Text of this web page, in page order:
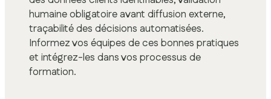
humaine obligatoire avant diffusion externe,
traçabilité des décisions automatisées.
Informez vos équipes de ces bonnes pratiques
et intégrez-les dans vos processus de
formation.